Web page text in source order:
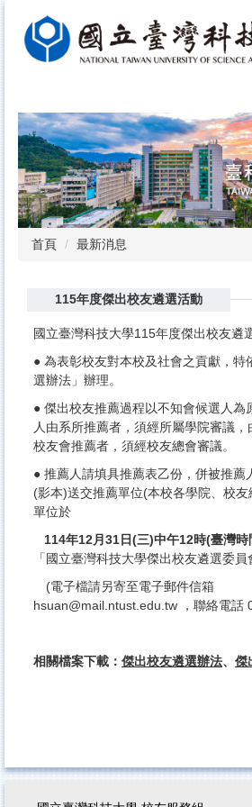
區
塊
首頁 最新消息
115年度傑出校友遴選活動
國立臺灣科技大學115年度傑出校友遴
● 為表彰校友對本校及社會之貢獻，特
選辦法」辦理。
● 傑出校友推薦過程以不知會候選人為
人由系所推薦者，須經所屬學院審議
校友會推薦者，須經校友總會審議。
● 推薦人請填具推薦表乙份，併被推薦
(影本)送交推薦單位(本校各學院、校
單位於
114年12月31日(三)中午12時(臺灣時
「國立臺灣科技大學傑出校友遴選委員
(電子檔請另寄至電子郵件信箱
hsuan@mail.ntust.edu.tw ，聯絡電話
相關檔案下載： 傑出校友遴選辦法、 傑